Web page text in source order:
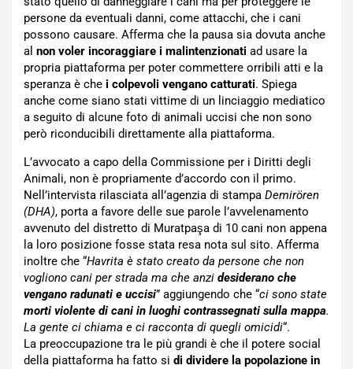
persone da eventuali danni, come attacchi, che i cani
possono causare. Afferma che la pausa sia dovuta anche
al non voler incoraggiare i malintenzionati ad usare la
propria piattaforma per poter commettere orribili atti e la
speranza è che i colpevoli vengano catturati. Spiega
anche come siano stati vittime di un linciaggio mediatico
a seguito di alcune foto di animali uccisi che non sono
però riconducibili direttamente alla piattaforma.
L’avvocato a capo della Commissione per i Diritti degli
Animali, non è propriamente d’accordo con il primo.
Nell’intervista rilasciata all’agenzia di stampa Demirören
(DHA), porta a favore delle sue parole l’avvelenamento
avvenuto del distretto di Muratpaşa di 10 cani non appena
la loro posizione fosse stata resa nota sul sito. Afferma
inoltre che “Havrita è stato creato da persone che non
vogliono cani per strada ma che anzi desiderano che
vengano radunati e uccisi” aggiungendo che “ci sono state
morti violente di cani in luoghi contrassegnati sulla mappa.
La gente ci chiama e ci racconta di quegli omicidi“.
La preoccupazione tra le più grandi è che il potere social
della piattaforma ha fatto si di dividere la popolazione in